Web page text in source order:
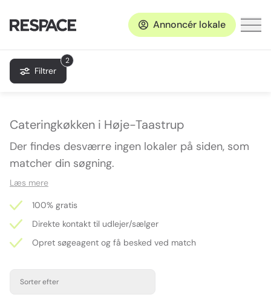
Annoncér lokale
2
Filtrer
Cateringkøkken i Høje-Taastrup
Der findes desværre ingen lokaler på siden, som
matcher din søgning.
Læs mere
100% gratis
Direkte kontakt til udlejer/sælger
Opret søgeagent og få besked ved match
Sorter efter